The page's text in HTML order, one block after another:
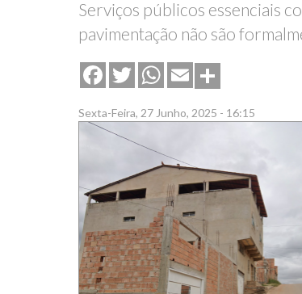
Serviços públicos essenciais
pavimentação não são
FacebookTwitterWhatsApp
Email
Sexta-Feira, 27 Junho, 2025 - 16:15